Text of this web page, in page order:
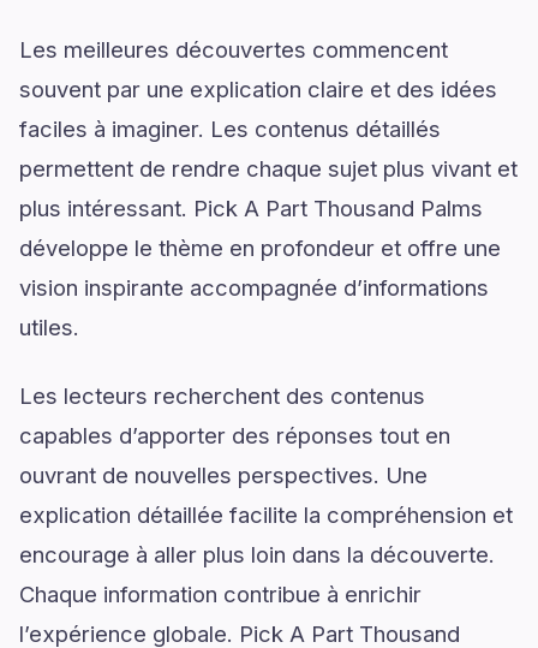
Les meilleures découvertes commencent
souvent par une explication claire et des idées
faciles à imaginer. Les contenus détaillés
permettent de rendre chaque sujet plus vivant et
plus intéressant. Pick A Part Thousand Palms
développe le thème en profondeur et offre une
vision inspirante accompagnée d’informations
utiles.
Les lecteurs recherchent des contenus
capables d’apporter des réponses tout en
ouvrant de nouvelles perspectives. Une
explication détaillée facilite la compréhension et
encourage à aller plus loin dans la découverte.
Chaque information contribue à enrichir
l’expérience globale. Pick A Part Thousand